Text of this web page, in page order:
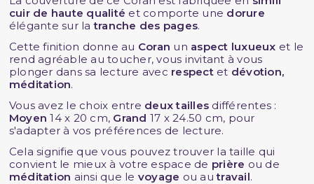
cuir de haute qualité et comporte une dorure
élégante sur latranche des pages.
Cette finition donne au Coran un aspect luxueux et le
rend agréable au toucher, vous invitant à vous
plonger dans sa lecture avec respect et dévotion,
méditation.
Vous avez le choix entre deux tailles différentes :
Moyen14 x 20 cm, Grand 17 x 24.50 cm, pour
s'adapter à vos préférences de lecture.
Cela signifie que vous pouvez trouver la taille qui
convient le mieux à votre espace de prière ou de
méditation ainsi que le voyage ou autravail.